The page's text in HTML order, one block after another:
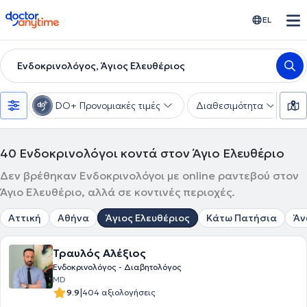
doctoranytime EL
Ενδοκρινολόγος, Άγιος Ελευθέριος
DO+ Προνομιακές τιμές Διαθεσιμότητα
40 Ενδοκρινολόγοι κοντά στον Άγιο Ελευθέριο
Δεν βρέθηκαν Ενδοκρινολόγοι με online ραντεβού στον
Άγιο Ελευθέριο, αλλά σε κοντινές περιοχές.
Αττική Αθήνα Άγιος Ελευθέριος Κάτω Πατήσια
Τραυλός Αλέξιος
Ενδοκρινολόγος - Διαβητολόγος
MD
9.9|404 αξιολογήσεις